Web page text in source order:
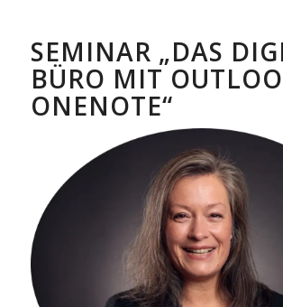
SEMINAR „DAS
BÜRO MIT
ONENOTE“